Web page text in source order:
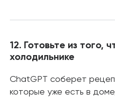
12. Готовьте из того,
холодильнике
ChatGPT соберет
которые уже есть в